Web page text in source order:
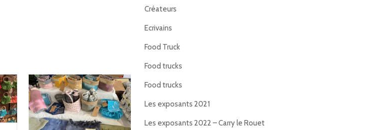
Créateurs
Ecrivains
Food Truck
Food trucks
Food trucks
Les exposants 2021
Les exposants 2022 – Carry le Rouet